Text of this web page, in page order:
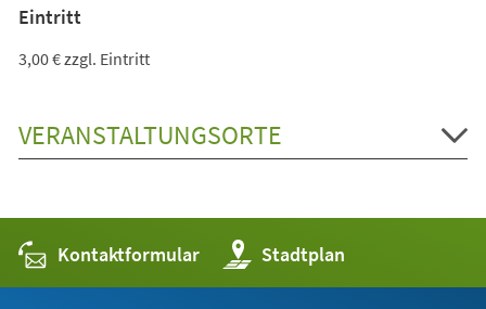
Eintritt
3,00 € zzgl. Eintritt
VERANSTALTUNGSORTE
Kontaktformular Stadtplan
(Öffnet
in
einem